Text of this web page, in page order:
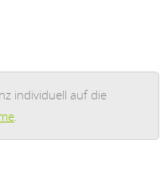
individuell auf die